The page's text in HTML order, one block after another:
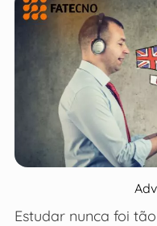
Estudar nunca foi